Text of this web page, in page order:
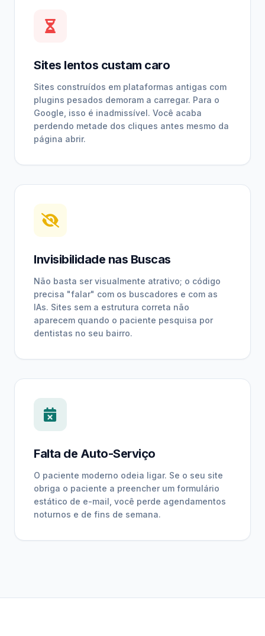
Sites lentos custam caro
Sites construídos em plataformas antigas com
plugins pesados demoram a carregar. Para o
Google, isso é inadmissível. Você acaba
perdendo metade dos cliques antes mesmo da
página abrir.
Invisibilidade nas Buscas
Não basta ser visualmente atrativo; o código
precisa "falar" com os buscadores e com as
IAs. Sites sem a estrutura correta não
aparecem quando o paciente pesquisa por
dentistas no seu bairro.
Falta de Auto-Serviço
O paciente moderno odeia ligar. Se o seu site
obriga o paciente a preencher um formulário
estático de e-mail, você perde agendamentos
noturnos e de fins de semana.